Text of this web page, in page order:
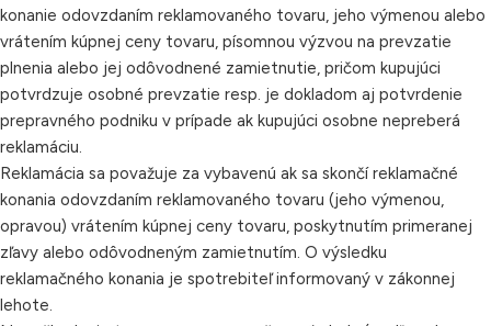
konanie odovzdaním reklamovaného tovaru, jeho výmenou alebo
vrátením kúpnej ceny tovaru, písomnou výzvou na prevzatie
plnenia alebo jej odôvodnené zamietnutie, pričom kupujúci
potvrdzuje osobné prevzatie resp. je dokladom aj potvrdenie
prepravného podniku v prípade ak kupujúci osobne nepreberá
reklamáciu.
Reklamácia sa považuje za vybavenú ak sa skončí reklamačné
konania odovzdaním reklamovaného tovaru (jeho výmenou,
opravou) vrátením kúpnej ceny tovaru, poskytnutím primeranej
zľavy alebo odôvodneným zamietnutím. O výsledku
reklamačného konania je spotrebiteľ informovaný v zákonnej
lehote.